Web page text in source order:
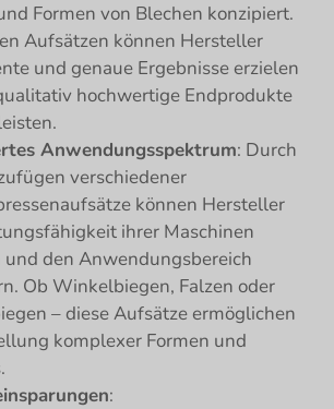
Formen von Blechen konzipiert.
Aufsätzen können Hersteller
und genaue Ergebnisse erzielen
hochwertige Endprodukte
Anwendungsspektrum: Durch
verschiedener
können Hersteller
ihrer Maschinen
und den Anwendungsbereich
Ob Winkelbiegen, Falzen oder
– diese Aufsätze ermöglichen
komplexer Formen und
: